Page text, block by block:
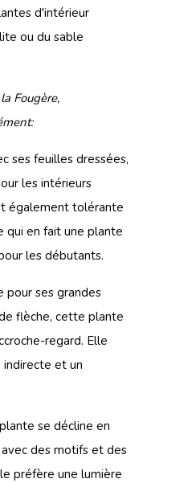
d'intérieur
ou du sable
Fougère,
:
ses feuilles dressées,
les intérieurs
également tolérante
qui en fait une plante
les débutants.
pour ses grandes
flèche, cette plante
regard. Elle
et un
se décline en
des motifs et des
préfère une lumière